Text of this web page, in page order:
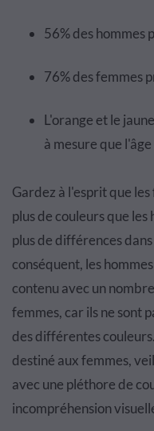
56% des hommes
76% des femmes
L'orange et le
à mesure que
Gardez à l'esprit que
plus de couleurs que
plus de différences
conséquent, les
contenu avec un
femmes, car ils ne sont
des différentes
destiné aux femmes,
avec une pléthore de
incompréhension